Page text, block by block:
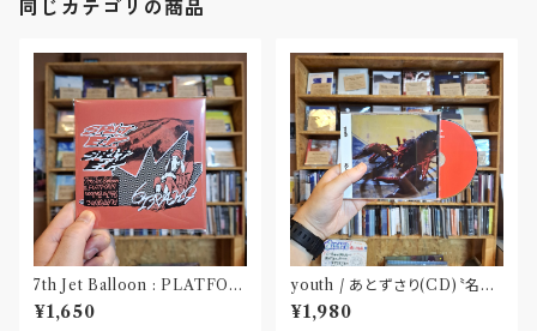
同じカテゴリの商品
7th Jet Balloon : PLATFOR
M SPLIT EP(CD)〝長野〟×
〝大阪〟
¥1,650
youth / あとずさり(CD)〝名古
屋〟
¥1,980